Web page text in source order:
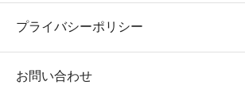
プライバシーポリシー
お問い合わせ